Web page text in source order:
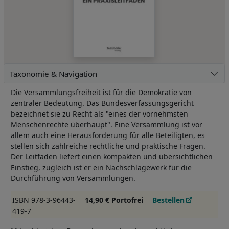
Taxonomie & Navigation
Die Versammlungsfreiheit ist für die Demokratie von
zentraler Bedeutung. Das Bundesverfassungsgericht
bezeichnet sie zu Recht als "eines der vornehmsten
Menschenrechte überhaupt". Eine Versammlung ist vor
allem auch eine Herausforderung für alle Beteiligten, es
stellen sich zahlreiche rechtliche und praktische Fragen.
Der Leitfaden liefert einen kompakten und übersichtlichen
Einstieg, zugleich ist er ein Nachschlagewerk für die
Durchführung von Versammlungen.
ISBN 978-3-96443-
419-7
14,90 € Portofrei Bestellen